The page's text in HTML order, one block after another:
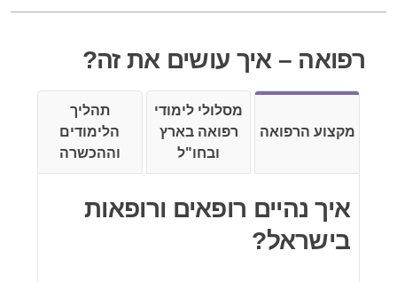
רפואה – איך עושים את זה?
מקצוע הרפואה
מסלולי לימודי
רפואה בארץ
ובחו"ל
תהליך
הלימודים
וההכשרה
איך נהיים רופאים ורופאות
בישראל?